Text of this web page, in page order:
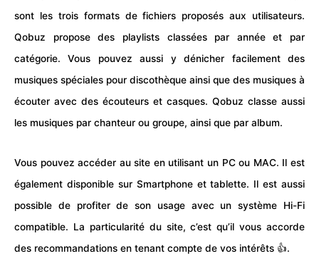
sont les trois formats de fichiers proposés aux utilisateurs.
Qobuz propose des playlists classées par année et par
catégorie. Vous pouvez aussi y dénicher facilement des
musiques spéciales pour discothèque ainsi que des musiques à
écouter avec des écouteurs et casques. Qobuz classe aussi
les musiques par chanteur ou groupe, ainsi que par album.
Vous pouvez accéder au site en utilisant un PCou MAC. Il est
également disponible sur Smartphone et tablette. Il est aussi
possible de profiter de son usage avec un système Hi-Fi
compatible. La particularité du site, c’est qu’il vous accorde
des recommandations en tenant compte de vos intérêts 👍.